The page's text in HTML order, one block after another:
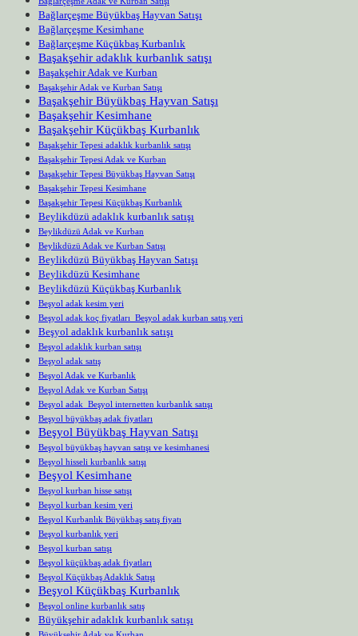
Bağlarçeşme Büyükbaş Hayvan Satışı
Bağlarçeşme Kesimhane
Bağlarçeşme Küçükbaş Kurbanlık
Başakşehir adaklık kurbanlık satışı
Başakşehir Adak ve Kurban
Başakşehir Adak ve Kurban Satışı
Başakşehir Büyükbaş Hayvan Satışı
Başakşehir Kesimhane
Başakşehir Küçükbaş Kurbanlık
Başakşehir Tepesi adaklık kurbanlık satışı
Başakşehir Tepesi Adak ve Kurban
Başakşehir Tepesi Büyükbaş Hayvan Satışı
Başakşehir Tepesi Kesimhane
Başakşehir Tepesi Küçükbaş Kurbanlık
Beylikdüzü adaklık kurbanlık satışı
Beylikdüzü Adak ve Kurban
Beylikdüzü Adak ve Kurban Satışı
Beylikdüzü Büyükbaş Hayvan Satışı
Beylikdüzü Kesimhane
Beylikdüzü Küçükbaş Kurbanlık
Beşyol adak kesim yeri
Beşyol adak koç fiyatları Beşyol adak kurban satış yeri
Beşyol adaklık kurbanlık satışı
Beşyol adaklık kurban satışı
Beşyol adak satış
Beşyol Adak ve Kurbanlık
Beşyol Adak ve Kurban Satışı
Beşyol adak Beşyol internetten kurbanlık satışı
Beşyol büyükbaş adak fiyatları
Beşyol Büyükbaş Hayvan Satışı
Beşyol büyükbaş hayvan satışı ve kesimhanesi
Beşyol hisseli kurbanlık satışı
Beşyol Kesimhane
Beşyol kurban hisse satışı
Beşyol kurban kesim yeri
Beşyol Kurbanlık Büyükbaş satış fiyatı
Beşyol kurbanlık yeri
Beşyol kurban satışı
Beşyol küçükbaş adak fiyatları
Beşyol Küçükbaş Adaklık Satışı
Beşyol Küçükbaş Kurbanlık
Beşyol online kurbanlık satış
Büyükşehir adaklık kurbanlık satışı